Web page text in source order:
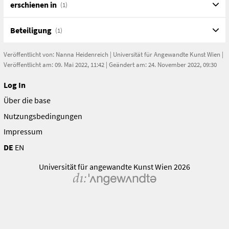
Deutschland, 2010
ISBN/ISSN/ISMN, DOI
ISBN/ISSN/ISMN:
URL
http://www.brandes-apsel-verlag.de/cgibib/
A10C-46B3-BFAD-01723A09AEA6
erschienen in (1)
Beteiligung (1)
Veröffentlicht von: Nanna Heidenreich | Universität für Angewandte Kunst Wien |
Veröffentlicht am: 09. Mai 2022, 11:42 | Geändert am: 24. November 2022, 09:30
Log In
Über die base
Nutzungsbedingungen
Impressum
DE EN
Universität für angewandte Kunst Wien 2026